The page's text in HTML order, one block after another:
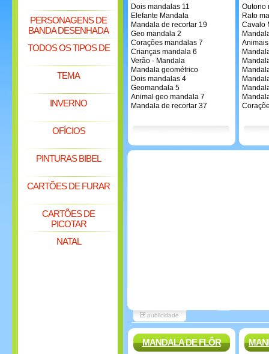
PERSONAGENS DE
BANDA DESENHADA
TODOS OS TIPOS DE
TEMA
INVERNO
OFÍCIOS
PINTURAS BIBEL
CARTÕES DE FURAR
CARTÕES DE
PICOTAR
NATAL
Dois mandalas 11
Elefante Mandala
Mandala de recortar 19
Geo mandala 2
Corações mandalas 7
Crianças mandala 6
Verão - Mandala
Mandala geométrico
Dois mandalas 4
Geomandala 5
Animal geo mandala 7
Mandala de recortar 37
pirulitos
Outono
Rato
Cavalo
publicidade
MANDALA DE FLÔR